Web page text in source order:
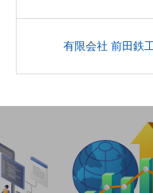
有限会社 前田鉄